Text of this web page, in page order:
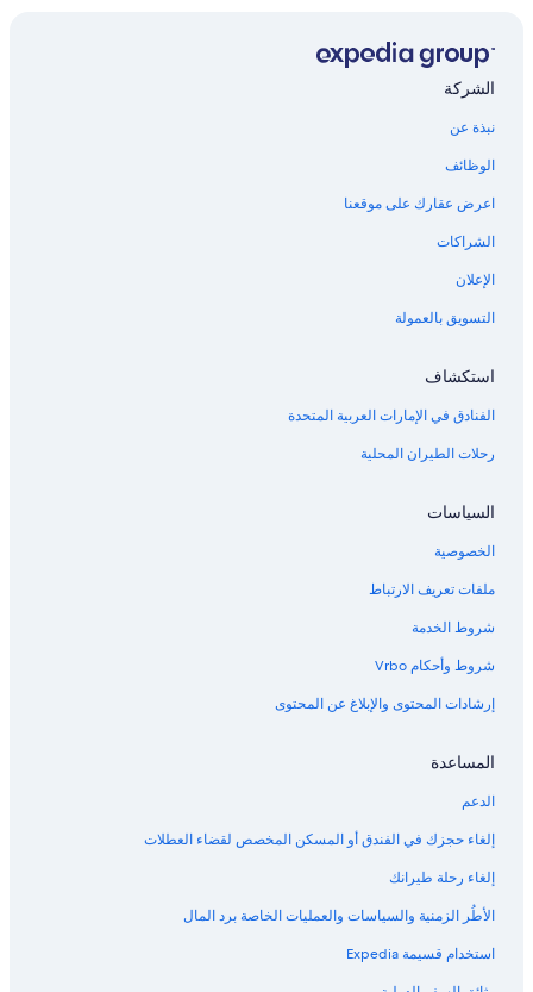
الشركة
نبذة عن
الوظائف
اعرض عقارك على موقعنا
الشراكات
الإعلان
التسويق بالعمولة
استكشاف
الفنادق في الإمارات العربية المتحدة
رحلات الطيران المحلية
السياسات
الخصوصية
ملفات تعريف الارتباط
شروط الخدمة
شروط وأحكام Vrbo
إرشادات المحتوى والإبلاغ عن المحتوى
المساعدة
الدعم
إلغاء حجزك في الفندق أو المسكن المخصص لقضاء العطلات
إلغاء رحلة طيرانك
الأطُر الزمنية والسياسات والعمليات الخاصة برد المال
استخدام قسيمة Expedia